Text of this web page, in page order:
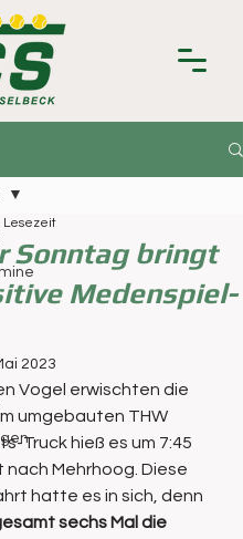
Sonntag bringt
Medenspiel-
Lesezeit
2023
Vogel erwischten die
Im umgebauten THW
Truck hieß es um 7:45
nach Mehrhoog. Diese
hatte es in sich, denn
sechs Mal die